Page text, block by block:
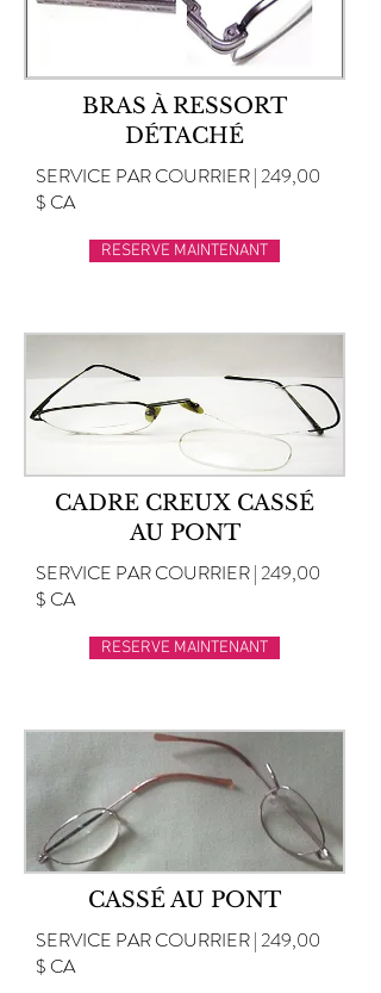
BRAS À RESSORT
DÉTACHÉ
SERVICE PAR COURRIER | 249,00
$ CA
RESERVE MAINTENANT
CADRE CREUX CASSÉ
AU PONT
SERVICE PAR COURRIER | 249,00
$ CA
RESERVE MAINTENANT
CASSÉ AU PONT
SERVICE PAR COURRIER | 249,00
$ CA